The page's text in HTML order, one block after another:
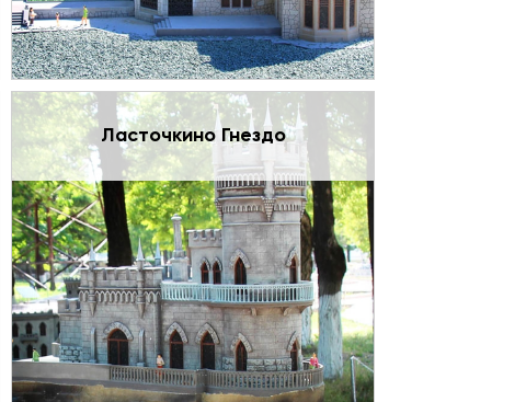
Ласточкино Гнездо